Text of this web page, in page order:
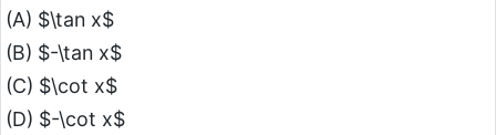
(A) $\tan x$
(B) $-\tan x$
(C) $\cot x$
(D) $-\cot x$